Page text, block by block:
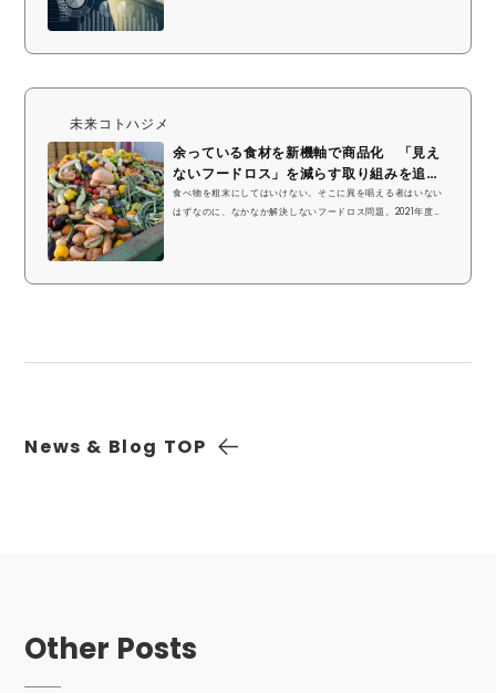
実際に工場で大量の食材が廃棄されるのを見て、「なんとか活
未来コトハジメ
余っている食材を新機軸で商品化 「見え
ないフードロス」を減らす取り組みを追
う...
食べ物を粗末にしてはいけない。そこに異を唱える者はいない
はずなのに、なかなか解決しないフードロス問題。2021年度推
い」と立ち上がったのが、長野県にオフィスを構えるスタート
News & Blog TOP
Other Posts